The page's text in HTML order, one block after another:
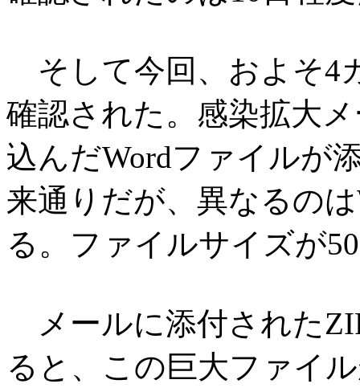
そして今回、およそ4
確認された。感染拡大
込んだWordファイルが
来通りだが、異なるの
る。ファイルサイズが
メールに添付された
ると、この巨大ファイ